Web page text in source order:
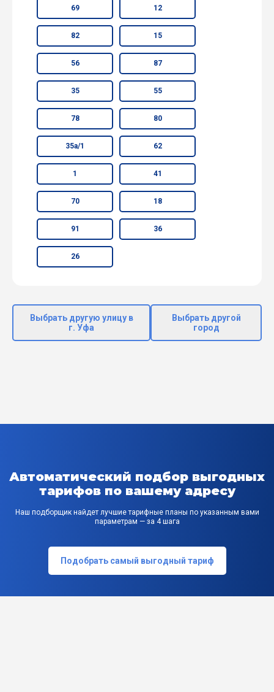
69 12
82 15
56 87
35 55
78 80
35а/1 62
1 41
70 18
91 36
26
Выбрать другую улицу в
г. Уфа
Выбрать другой
город
Автоматический подбор выгодных
тарифов по вашему адресу
Наш подборщик найдет лучшие тарифные планы по указанным вами
параметрам — за 4 шага
Подобрать самый выгодный тариф